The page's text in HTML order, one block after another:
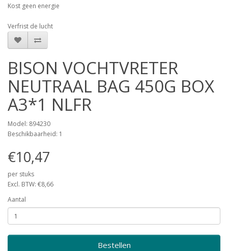
Kost geen energie
Verfrist de lucht
BISON VOCHTVRETER
NEUTRAAL BAG 450G BOX
A3*1 NLFR
Model: 894230
Beschikbaarheid: 1
€10,47
per stuks
Excl. BTW: €8,66
Aantal
Bestellen